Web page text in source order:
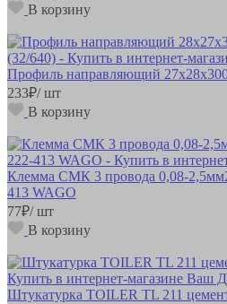
В корзину
Профиль направляющий
233₽/ шт
В корзину
Клемма СМК 3 провода 0,08-
413 WAGO
77₽/ шт
В корзину
Штукатурка TOILER TL 211